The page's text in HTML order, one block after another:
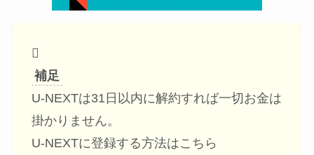
補足
U-NEXTは31日以内に解約すれば一切お金は
掛かりません。
U-NEXTに登録する方法はこちら